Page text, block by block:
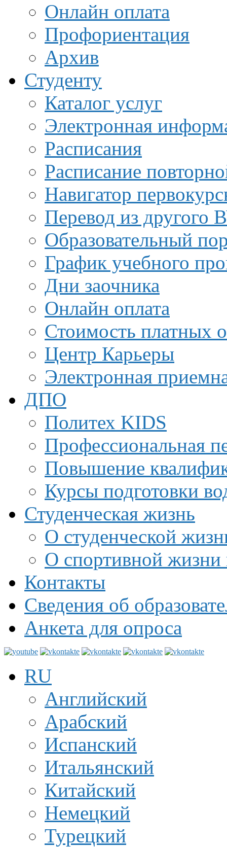
Онлайн оплата
Профориентация
Архив
Студенту
Каталог услуг
Электронная
Расписания
Расписание
Навигатор
Перевод из другого
Образовательный
График учебного
Дни заочника
Онлайн оплата
Стоимость платных
Центр Карьеры
Электронная
ДПО
Политех KIDS
Профессиональная
Повышение
Курсы подготовки
Студенческая жизнь
О студенческой
О спортивной жизни
Контакты
Сведения об
Анкета для опроса
RU
Английский
Арабский
Испанский
Итальянский
Китайский
Немецкий
Турецкий